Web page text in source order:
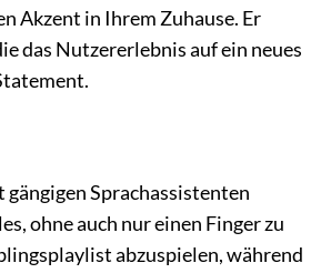
Akzent in Ihrem Zuhause. Er
das Nutzererlebnis auf ein neues
Sprachassistenten
ohne auch nur einen Finger zu
abzuspielen, während